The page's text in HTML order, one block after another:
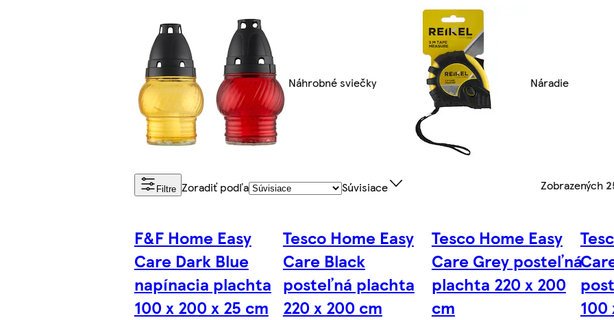
Náhrobné sviečky Náradie
Filtre Zoradiť podľa Súvisiace Zobrazených
F&F Home Easy
Care Dark Blue
napínacia plachta
100 x 200 x 25 cm
Tesco Home Easy
Care Black
posteľná plachta
220 x 200 cm
Tesco Home Easy
Care Grey posteľná
plachta 220 x 200
cm
100